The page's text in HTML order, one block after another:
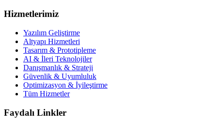
Hizmetlerimiz
Yazılım Geliştirme
Altyapı Hizmetleri
Tasarım & Prototipleme
AI & İleri Teknolojiler
Danışmanlık & Strateji
Güvenlik & Uyumluluk
Optimizasyon & İyileştirme
Tüm Hizmetler
Faydalı Linkler